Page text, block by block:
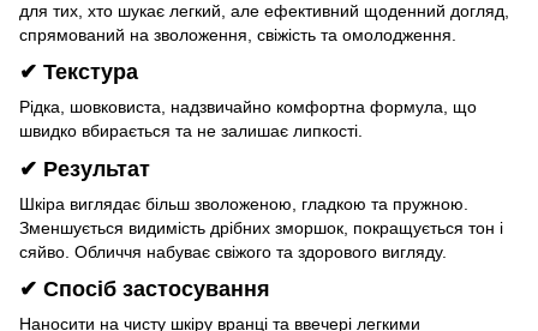
для тих, хто шукає легкий, але ефективний щоденний догляд,
спрямований на зволоження, свіжість та омолодження.
✔ Текстура
Рідка, шовковиста, надзвичайно комфортна формула, що
швидко вбирається та не залишає липкості.
✔ Результат
Шкіра виглядає більш зволоженою, гладкою та пружною.
Зменшується видимість дрібних зморшок, покращується тон і
сяйво. Обличчя набуває свіжого та здорового вигляду.
✔ Спосіб застосування
Наносити на чисту шкіру вранці та ввечері легкими